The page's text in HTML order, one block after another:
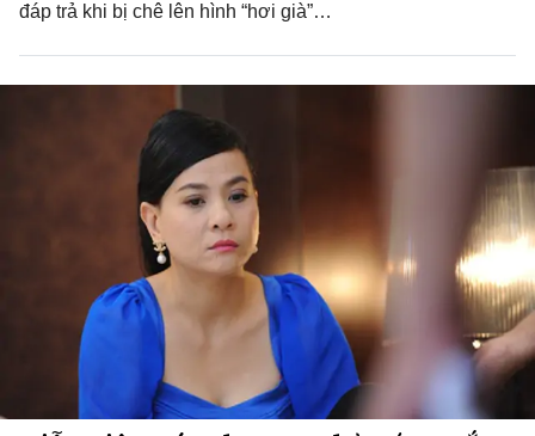
đáp trả khi bị chê lên hình “hơi già”…